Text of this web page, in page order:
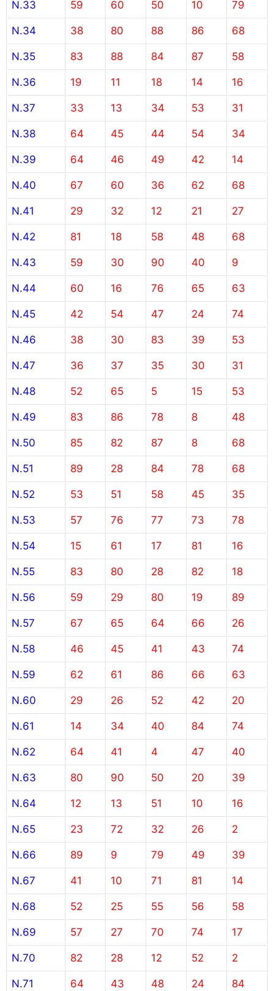
N.33 59 60 50 10 79
N.34 38 80 88 86 68
N.35 83 88 84 87 58
N.36 19 11 18 14 16
N.37 33 13 34 53 31
N.38 64 45 44 54 34
N.39 64 46 49 42 14
N.40 67 60 36 62 68
N.41 29 32 12 21 27
N.42 81 18 58 48 68
N.43 59 30 90 40 9
N.44 60 16 76 65 63
N.45 42 54 47 24 74
N.46 38 30 83 39 53
N.47 36 37 35 30 31
N.48 52 65 5 15 53
N.49 83 86 78 8 48
N.50 85 82 87 8 68
N.51 89 28 84 78 68
N.52 53 51 58 45 35
N.53 57 76 77 73 78
N.54 15 61 17 81 16
N.55 83 80 28 82 18
N.56 59 29 80 19 89
N.57 67 65 64 66 26
N.58 46 45 41 43 74
N.59 62 61 86 66 63
N.60 29 26 52 42 20
N.61 14 34 40 84 74
N.62 64 41 4 47 40
N.63 80 90 50 20 39
N.64 12 13 51 10 16
N.65 23 72 32 26 2
N.66 89 9 79 49 39
N.67 41 10 71 81 14
N.68 52 25 55 56 58
N.69 57 27 70 74 17
N.70 82 28 12 52 2
N.71 64 43 48 24 84